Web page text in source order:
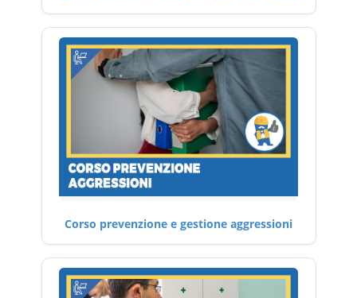
Corso prevenzione e gestione aggressioni